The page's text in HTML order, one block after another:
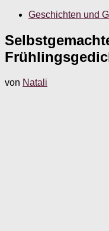
Geschichten und
von Natali